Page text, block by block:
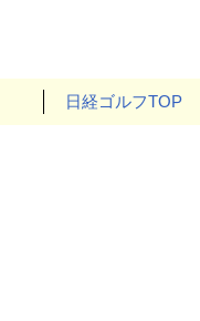
日経ゴルフTOP